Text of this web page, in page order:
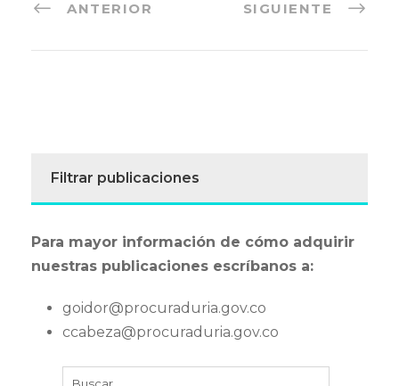
ANTERIOR SIGUIENTE
Filtrar publicaciones
Para mayor información de cómo adquirir
nuestras publicaciones escríbanos a:
goidor@procuraduria.gov.co
ccabeza@procuraduria.gov.co